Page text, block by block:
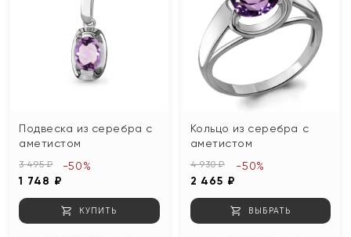
Подвеска из серебра с
аметистом
3 495 ₽
1 748 ₽
-50%
КУПИТЬ
Кольцо из серебра с
аметистом
4 930 ₽
2 465 ₽
-50%
ВЫБРАТЬ